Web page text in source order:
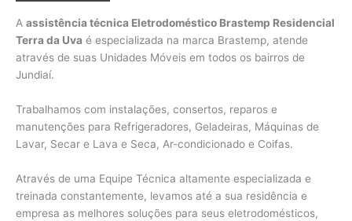
A assistência técnica Eletrodoméstico Brastemp Residencial
Terra da Uva é especializada na marca Brastemp, atende
através de suas Unidades Móveis em todos os bairros de
Jundiaí.
Trabalhamos com instalações, consertos, reparos e
manutenções para Refrigeradores, Geladeiras, Máquinas de
Lavar, Secar e Lava e Seca, Ar-condicionado e Coifas.
Através de uma Equipe Técnica altamente especializada e
treinada constantemente, levamos até a sua residência e
empresa as melhores soluções para seus eletrodomésticos,